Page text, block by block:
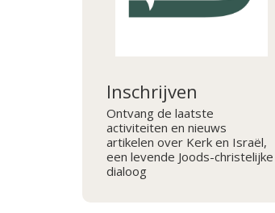
Inschrijven
Ontvang de laatste
activiteiten en nieuws
artikelen over Kerk en Israël,
een levende Joods-christelijke
dialoog